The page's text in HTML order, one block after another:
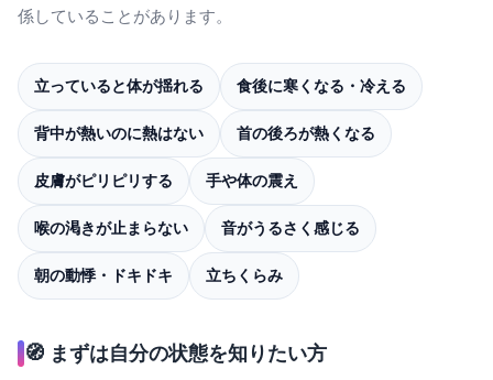
係していることがあります。
立っていると体が揺れる 食後に寒くなる・冷える
背中が熱いのに熱はない 首の後ろが熱くなる
皮膚がピリピリする 手や体の震え
喉の渇きが止まらない 音がうるさく感じる
朝の動悸・ドキドキ 立ちくらみ
🧭 まずは自分の状態を知りたい方